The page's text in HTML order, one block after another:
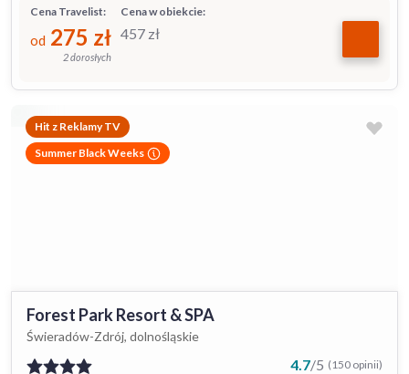
Cena w obiekcie:
457 zł
Cena Travelist:
od 275 zł
2 dorosłych
Hit z Reklamy TV
Summer Black Weeks
Forest Park Resort & SPA
Świeradów-Zdrój, dolnośląskie
4.7/5 (150 opinii)